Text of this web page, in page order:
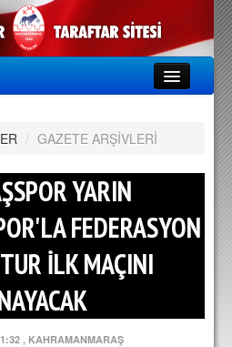
/ GAZETE ARŞİVLERİ
YARIN
FEDERASYON
İLK MAÇINI
, KAHRAMANMARAŞ